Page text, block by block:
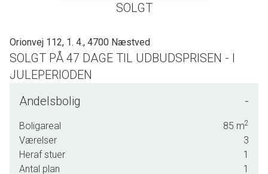
SOLGT
Orionvej 112, 1. 4., 4700 Næstved
SOLGT PÅ 47 DAGE TIL UDBUDSPRISEN - I
JULEPERIODEN
SPÆNDENDE LEJLIGHED FRA 2007 I
PERFEKT STAND
ELEVATOR – ÆLDRE OG
HANDICAPVENLIGT
STOR (CA.9 M2) ALTAN OG FLOT UDSIGT
Andelsbolig -
Boligareal 85 m2
Værelser
3
Heraf stuer
1
Antal plan
1